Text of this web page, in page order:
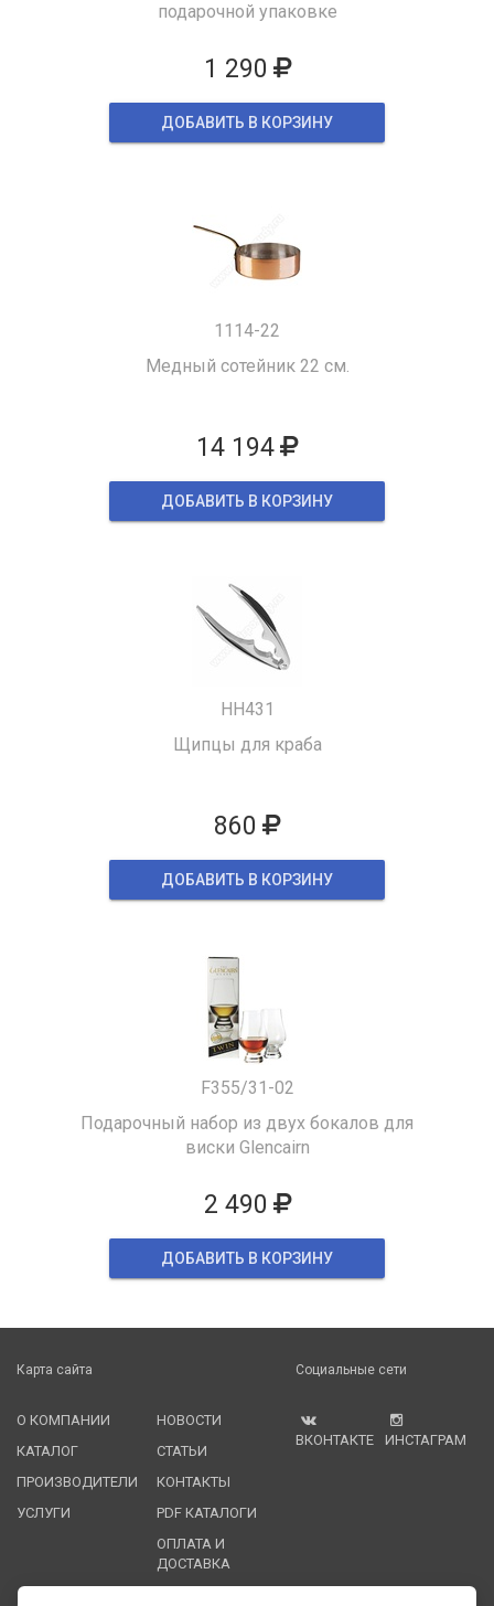
подарочной упаковке
1 290
ДОБАВИТЬ В КОРЗИНУ
1114-22
Медный сотейник 22 см.
14 194
ДОБАВИТЬ В КОРЗИНУ
HH431
Щипцы для краба
860
ДОБАВИТЬ В КОРЗИНУ
F355/31-02
Подарочный набор из двух бокалов для
виски Glencairn
2 490
ДОБАВИТЬ В КОРЗИНУ
Карта сайта
О КОМПАНИИ
КАТАЛОГ
ПРОИЗВОДИТЕЛИ
УСЛУГИ
НОВОСТИ
СТАТЬИ
КОНТАКТЫ
PDF КАТАЛОГИ
ОПЛАТА И
ДОСТАВКА
Социальные сети
ВКОНТАКТЕ ИНСТАГРАМ